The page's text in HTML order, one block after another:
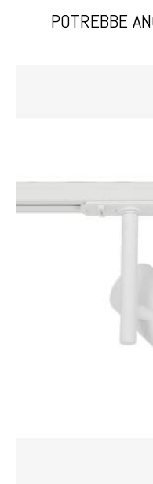
POTREBBE